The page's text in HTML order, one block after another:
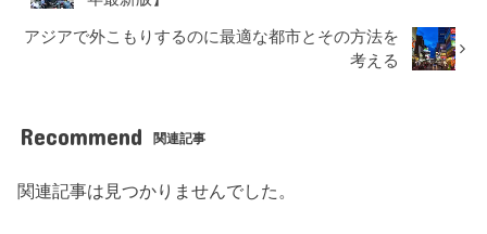
アジアで外こもりするのに最適な都市とその方法を
考える
Recommend 関連記事
関連記事は見つかりませんでした。